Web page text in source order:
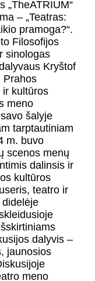
„TheATRIUM“
– „Teatras:
pramoga?“.
Filosofijos
sinologas
Kryštof
Prahos
ir kultūros
meno
šalyje
tarptautiniam
m. buvo
scenos menų
dalinsis ir
kultūros
teatro ir
dalyvis –
jaunosios
meno